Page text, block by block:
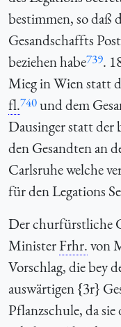
bestimmen, so daß
Gesandschaffts
beziehen habe739.
Mieg in Wien statt
fl.740und dem
Dausinger statt der
den Gesandten an
Carlsruhe welche
für den Legations
Der churfürstliche
MinisterFrhr.von
Vorschlag, die bey
auswärtigen {3r}
Pflanzschule, da